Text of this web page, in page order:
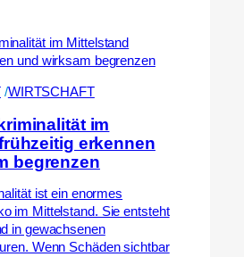
/WIRTSCHAFT
im
erkennen
begrenzen
ist ein enormes
im Mittelstand. Sie entsteht
in gewachsenen
Wenn Schäden sichtbar